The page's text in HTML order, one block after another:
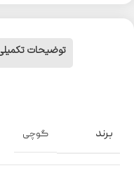
توضیحات
برند گوچی